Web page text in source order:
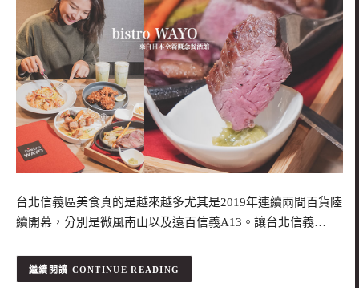
台北信義區美食真的是越來越多尤其是2019年連續兩間百貨陸
續開幕，分別是微風南山以及遠百信義A13。讓台北信義…
CONTINUE READING